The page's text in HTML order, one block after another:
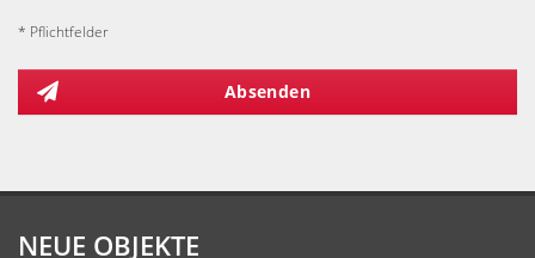
* Pflichtfelder
Absenden
NEUE OBJEKTE